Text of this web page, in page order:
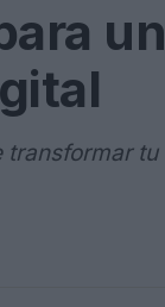
un
transformar tu